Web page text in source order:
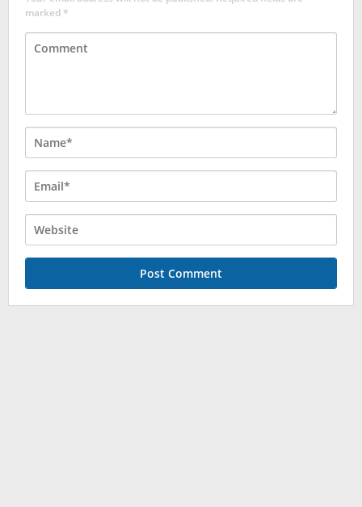
marked*